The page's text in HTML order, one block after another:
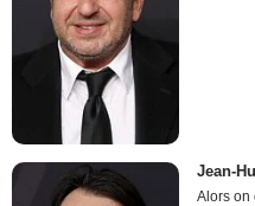
Jean-
Alors on